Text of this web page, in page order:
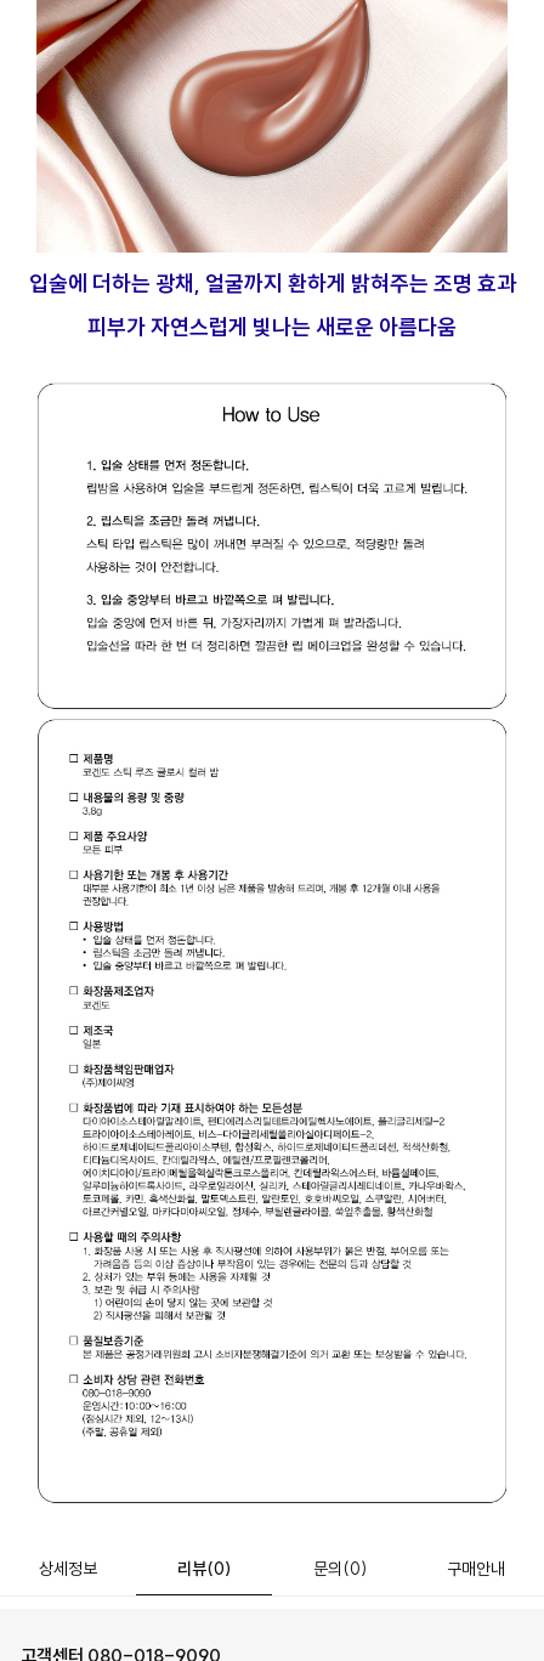
입술에 더하는 광채, 얼굴까지 환하게 밝혀주는 조명 효과
피부가 자연스럽게 빛나는 새로운 아름다움
상세정보 리뷰(0) 문의 (0) 구매안내
고객센터 080-018-9090